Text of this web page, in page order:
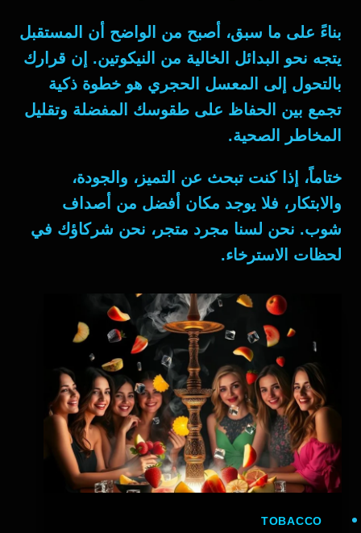
بناءً على ما سبق، أصبح من الواضح أن المستقبل
يتجه نحو البدائل الخالية من النيكوتين. إن قرارك
بالتحول إلى المعسل الحجري هو خطوة ذكية
تجمع بين الحفاظ على طقوسك المفضلة وتقليل
المخاطر الصحية.
ختاماً، إذا كنت تبحث عن التميز، والجودة،
والابتكار، فلا يوجد مكان أفضل من أصداف
شوب. نحن لسنا مجرد متجر، نحن شركاؤك في
لحظات الاسترخاء.
TOBACCO